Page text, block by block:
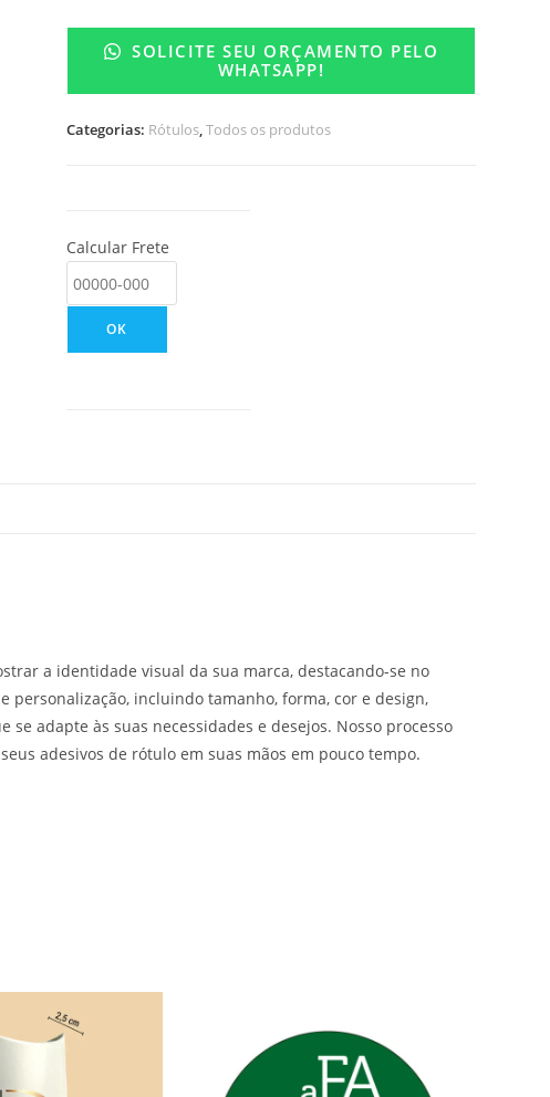
SOLICITE SEU ORÇAMENTO PELO
WHATSAPP!
Categorias: Rótulos,Todos os produtos
Calcular Frete
OK
a identidade visual da sua marca, destacando-se no
personalização, incluindo tamanho, forma, cor e design,
adapte às suas necessidades e desejos. Nosso processo
adesivos de rótulo em suas mãos em pouco tempo.